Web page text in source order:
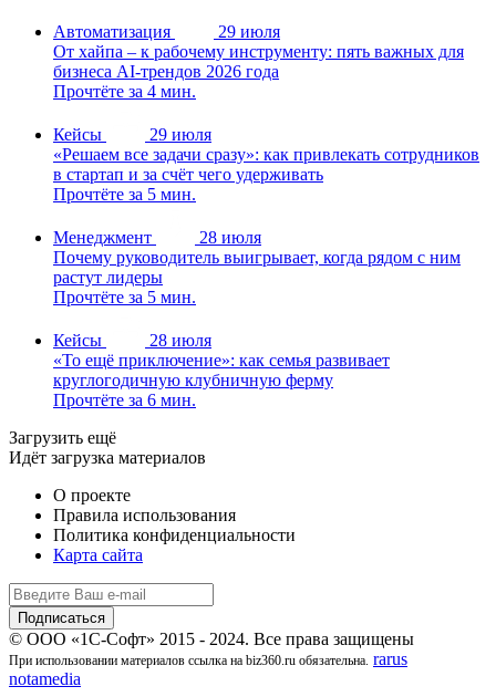
Автоматизация
29 июля
От хайпа – к рабочему инструменту: пять важных для
бизнеса AI-трендов 2026 года
Прочтёте за 4 мин.
Кейсы
29 июля
«Решаем все задачи сразу»: как привлекать сотрудников
в стартап и за счёт чего удерживать
Прочтёте за 5 мин.
Менеджмент
28 июля
Почему руководитель выигрывает, когда рядом с ним
растут лидеры
Прочтёте за 5 мин.
Кейсы
28 июля
«То ещё приключение»: как семья развивает
круглогодичную клубничную ферму
Прочтёте за 6 мин.
Загрузить ещё
Идёт загрузка материалов
О проекте
Правила использования
Политика конфиденциальности
Карта сайта
© ООО «1С-Софт» 2015 - 2024. Все права защищены
При использовании материалов ссылка на biz360.ru обязательна. rarus
notamedia